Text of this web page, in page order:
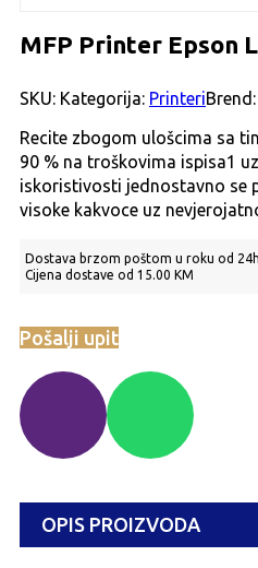
MFP Printer Epson
SKU: Kategorija: PrinteriBrend:
Recite zbogom ulošcima sa
90 % na troškovima ispisa1
iskoristivosti jednostavno se
visoke kakvoce uz
Dostava brzom poštom u roku od
Cijena dostave od 15.00 KM
Pošalji upit
OPIS PROIZVODA